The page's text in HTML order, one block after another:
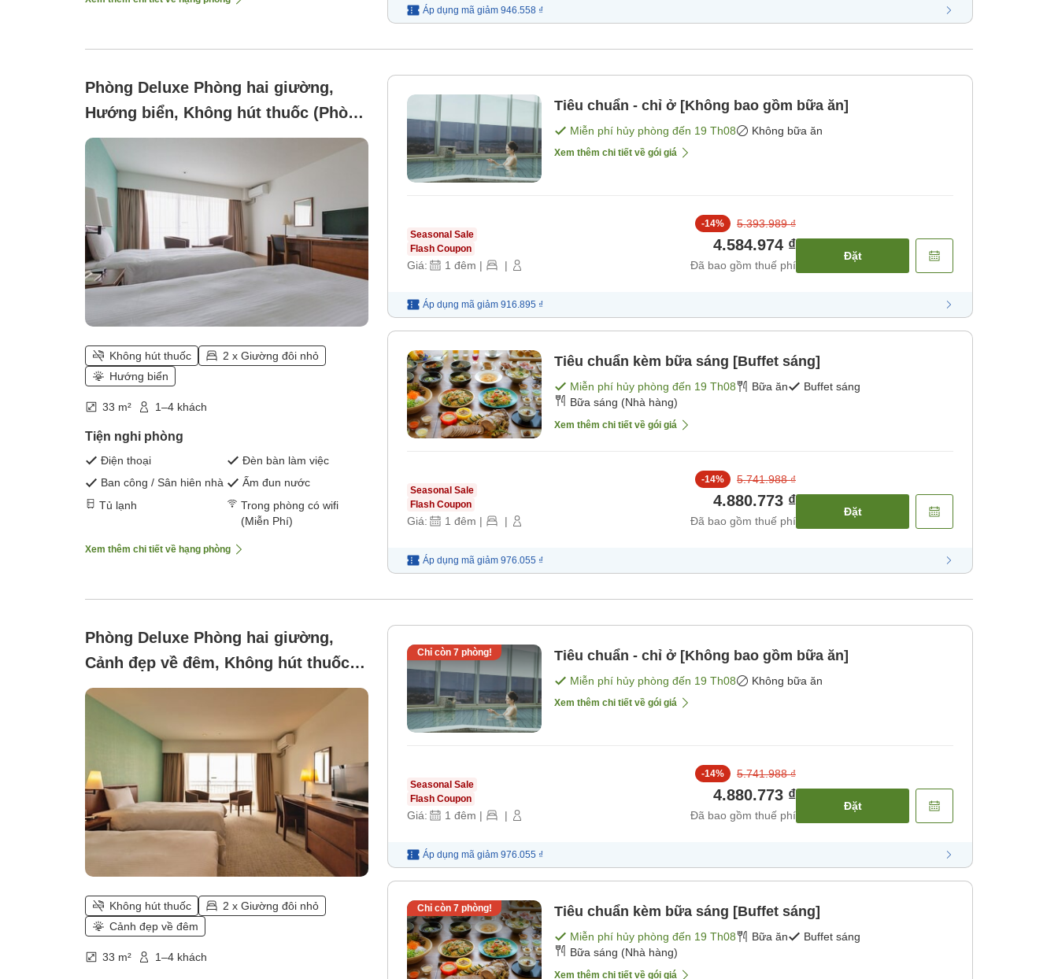
Áp dụng mã giảm 946.558 ₫
Phòng Deluxe Phòng hai giường,
Hướng biển, Không hút thuốc (Phòng
Deluxe ＜Tầm nhìn rộng＞)
Không hút thuốc
2 x Giường đôi nhỏ
Hướng biển
33 m² 1–4 khách
Tiện nghi phòng
Điện thoại
Đèn bàn làm việc
Ban công / Sân hiên nhà
Ấm đun nước
Tủ lạnh
Trong phòng có wifi
(Miễn Phí)
Xem thêm chi tiết về hạng phòng
Tiêu chuẩn - chỉ ở [Không bao gồm bữa ăn]
Miễn phí hủy phòng đến 19 Th08 Không bữa ăn
Xem thêm chi tiết về gói giá
Seasonal Sale
Flash Coupon
Giá: 1 đêm | |
-14% 5.393.989 ₫
4.584.974 ₫
Đã bao gồm thuế phí
Đặt
Áp dụng mã giảm 916.895 ₫
Tiêu chuẩn kèm bữa sáng [Buffet sáng]
Miễn phí hủy phòng đến 19 Th08 Bữa ăn
Buffet sáng
Bữa sáng (Nhà hàng)
Xem thêm chi tiết về gói giá
Seasonal Sale
Flash Coupon
Giá: 1 đêm | |
-14% 5.741.988 ₫
4.880.773 ₫
Đã bao gồm thuế phí
Đặt
Áp dụng mã giảm 976.055 ₫
Phòng Deluxe Phòng hai giường,
Cảnh đẹp về đêm, Không hút thuốc
(Phòng Deluxe ＜Tầm nhìn rộng tầng
cao＞)
Không hút thuốc
2 x Giường đôi nhỏ
Cảnh đẹp về đêm
33 m² 1–4 khách
Chỉ còn 7phòng! Tiêu chuẩn - chỉ ở [Không bao gồm bữa ăn]
Miễn phí hủy phòng đến 19 Th08 Không bữa ăn
Xem thêm chi tiết về gói giá
Seasonal Sale
Flash Coupon
Giá: 1 đêm | |
-14% 5.741.988 ₫
4.880.773 ₫
Đã bao gồm thuế phí
Đặt
Áp dụng mã giảm 976.055 ₫
Chỉ còn 7phòng! Tiêu chuẩn kèm bữa sáng [Buffet sáng]
Miễn phí hủy phòng đến 19 Th08 Bữa ăn
Buffet sáng
Bữa sáng (Nhà hàng)
Xem thêm chi tiết về gói giá